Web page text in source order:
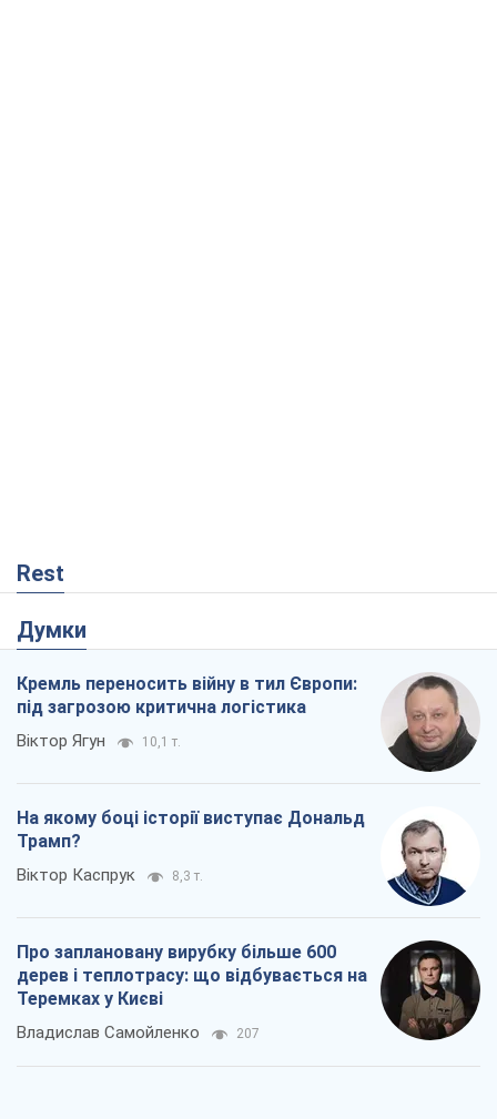
Rest
Думки
Кремль переносить війну в тил Європи:
під загрозою критична логістика
Віктор Ягун 10,1 т.
На якому боці історії виступає Дональд
Трамп?
Віктор Каспрук 8,3 т.
Про заплановану вирубку більше 600
дерев і теплотрасу: що відбувається на
Теремках у Києві
Владислав Самойленко 207